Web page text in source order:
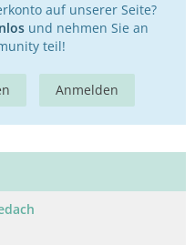
auf unserer Seite?
und nehmen Sie an
teil!
Anmelden